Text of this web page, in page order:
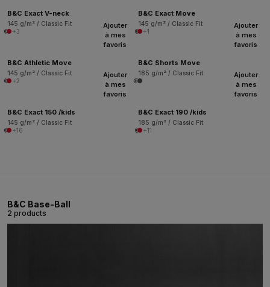
B&C Exact V-neck
145 g/m² / Classic Fit
+3
B&C Exact Move
145 g/m² / Classic Fit
+1
Ajouter
à mes
favoris
B&C Athletic Move
145 g/m² / Classic Fit
+2
Ajouter
à mes
favoris
B&C Shorts Move
185 g/m² / Classic Fit
Ajouter
à mes
favoris
B&C Exact 150 /kids
145 g/m² / Classic Fit
+16
Ajouter
à mes
favoris
B&C Exact 190 /kids
185 g/m² / Classic Fit
+11
B&C Base-Ball
2 products